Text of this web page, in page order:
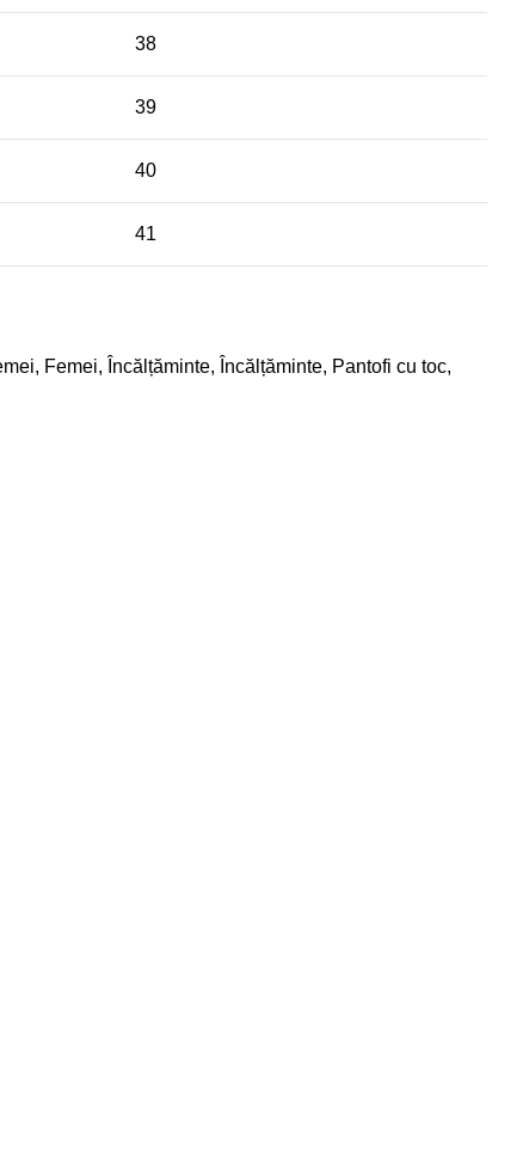
38
39
40
41
, Femei, Încălțăminte, Încălțăminte, Pantofi cu toc,